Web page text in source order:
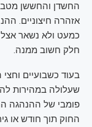
החשדן והחששן
אזהרה חיצוניים.
כמעט ולא נשאר
חלק חשוב ממנה.
בעוד כשבועיים
שעלולה במהירות
פומבי של ההנהגה
החוק תוך חודש או